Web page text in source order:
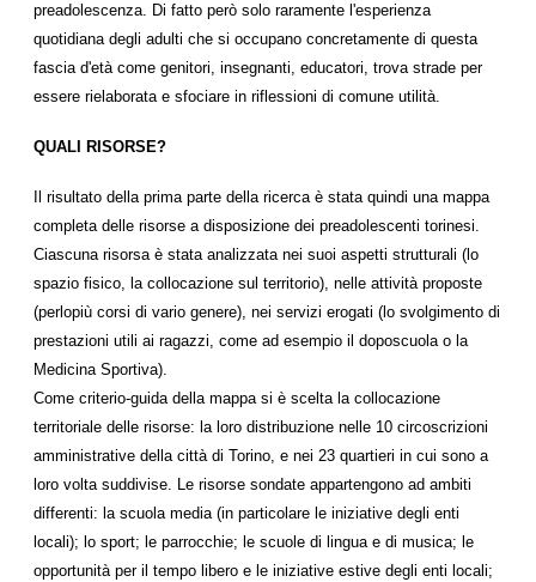
preadolescenza. Di fatto però solo raramente l'esperienza
quotidiana degli adulti che si occupano concretamente di questa
fascia d'età come genitori, insegnanti, educatori, trova strade per
essere rielaborata e sfociare in riflessioni di comune utilità.
QUALI RISORSE?
Il risultato della prima parte della ricerca è stata quindi una mappa
completa delle risorse a disposizione dei preadolescenti torinesi.
Ciascuna risorsa è stata analizzata nei suoi aspetti strutturali (lo
spazio fisico, la collocazione sul territorio), nelle attività proposte
(perlopiù corsi di vario genere), nei servizi erogati (lo svolgimento di
prestazioni utili ai ragazzi, come ad esempio il doposcuola o la
Medicina Sportiva).
Come criterio-guida della mappa si è scelta la collocazione
territoriale delle risorse: la loro distribuzione nelle 10 circoscrizioni
amministrative della città di Torino, e nei 23 quartieri in cui sono a
loro volta suddivise. Le risorse sondate appartengono ad ambiti
differenti: la scuola media (in particolare le iniziative degli enti
locali); lo sport; le parrocchie; le scuole di lingua e di musica; le
opportunità per il tempo libero e le iniziative estive degli enti locali;